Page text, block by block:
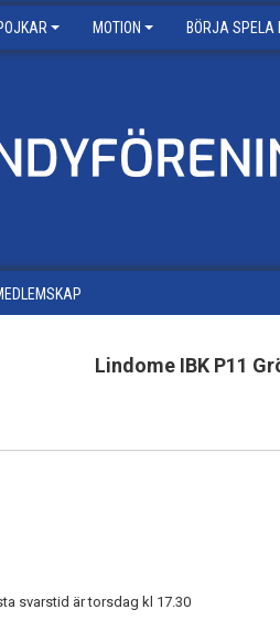
MOTION BÖRJA SPELA
Lindome IBK P11
svarstid är torsdag kl 17.30